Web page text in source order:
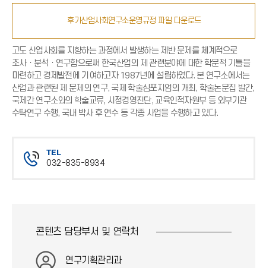
후기산업사회연구소운영규정 파일 다운로드
고도 산업사회를 지향하는 과정에서 발생하는 제반 문제를 체계적으로
조사ㆍ분석ㆍ연구함으로써 한국산업의 제 관련분야에 대한 학문적 기틀을
마련하고 경제발전에 기여하고자 1987년에 설립하였다. 본 연구소에서는
산업과 관련된 제 문제의 연구, 국제 학술심포지엄의 개최, 학술논문집 발간,
국제간 연구소와의 학술교류, 시정경영진단, 교육인적자원부 등 외부기관
수탁연구 수행, 국내 박사 후 연수 등 각종 사업을 수행하고 있다.
TEL
032-835-8934
콘텐츠 담당부서 및 연락처
연구기획관리과